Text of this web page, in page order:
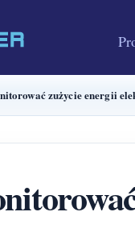
zużycie energii